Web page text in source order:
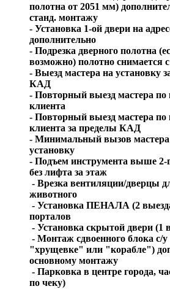
полотна от 2051 мм)
станд. монтажу
- Установка 1-ой двери на
дополнительно
- Подрезка дверного полотна
возможно) полотно снимается
- Выезд мастера на установку
КАД
- Повторный выезд мастера по
клиента
- Повторный выезд мастера по
клиента за пределы КАД
- Минимальный вызов мастера
установку
- Подъем инструмента выше 2-
без лифта за этаж
- Врезка вентиляции/дверцы
животного
- Установка ПЕНАЛА (2
порталов
- Установка скрытой двери (1
- Монтаж сдвоенного блока с/
"хрущевке" или "корабле")
основному монтажу
- Парковка в центре города,
по чеку)